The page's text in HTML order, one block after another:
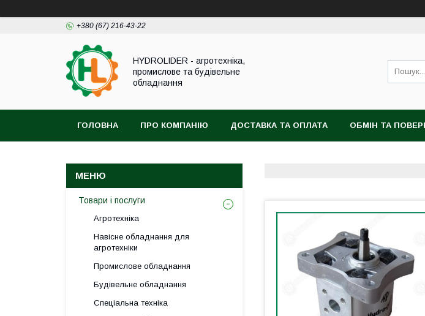
+380 (67) 216-43-22
HYDROLIDER - агротехніка,
промислове та будівельне
обладнання
ГОЛОВНА ПРО КОМПАНІЮ ДОСТАВКА ТА ОПЛАТА ОБМІН ТА
Товари і послуги
Агротехніка
Навісне обладнання для
агротехніки
Промислове обладнання
Будівельне обладнання
Спеціальна техніка